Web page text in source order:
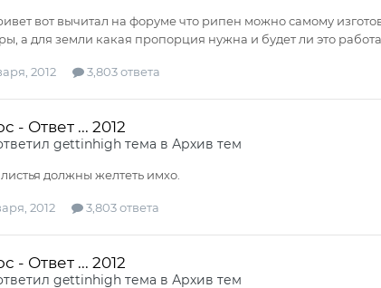
вот вычитал на форуме что рипен можно самому
а для земли какая пропорция нужна и будет ли это
2012 3,803 ответа
- Ответ ... 2012
gettinhighтема в Архив тем
должны желтеть имхо.
2012 3,803 ответа
- Ответ ... 2012
gettinhighтема в Архив тем